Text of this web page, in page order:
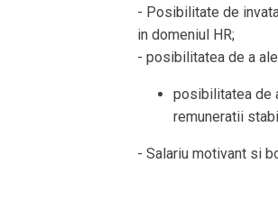
- Posibilitate de
in domeniul HR;
- posibilitatea de a
posibilitatea de
remuneratii
- Salariu motivant si